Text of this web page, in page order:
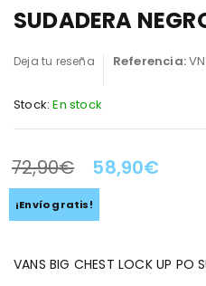
SUDADERA
Deja tu reseña Referencia:
Stock: En stock
LA OFERTA TERMINA EN:
72,90€ 58,90€
¡Envío gratis!
VANS BIG CHEST LOCK UP PO